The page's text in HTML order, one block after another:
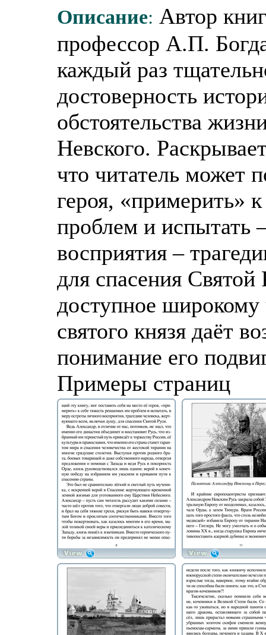
Описание: Автор
профессор А.П.
каждый раз
достоверность
обстоятельства
Невского.
что читатель может
героя, «примерить»
проблем и испытать
восприятия –
для спасения
доступное широкому
святого князя даёт
понимание его
Примеры страниц